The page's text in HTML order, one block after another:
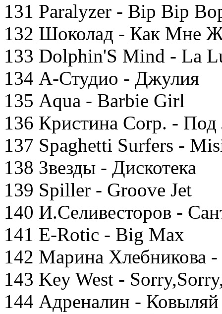
131 Paralyzer - Bip Bip
132 Шоколад - Как Мне
133 Dolphin'S Mind - La
134 А-Студио - Джулия
135 Aqua - Barbie Girl
136 Кристина Corp. -
137 Spaghetti Surfers -
138 Звезды - Дискотека
139 Spiller - Groove Jet
140 И.Селивесторов -
141 E-Rotic - Big Max
142 Марина Хлебникова
143 Key West -
144 Адреналин -